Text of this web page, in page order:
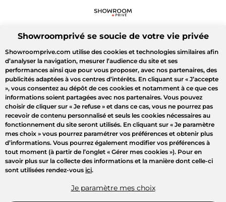
Showroomprivé se soucie de votre vie privée
Showroomprive.com utilise des cookies et technologies similaires afin
d’analyser la navigation, mesurer l’audience du site et ses
performances ainsi que pour vous proposer, avec nos partenaires, des
publicités adaptées à vos centres d’intérêts. En cliquant sur « J’accepte
», vous consentez au dépôt de ces cookies et notamment à ce que ces
informations soient partagées avec nos partenaires. Vous pouvez
choisir de cliquer sur « Je refuse » et dans ce cas, vous ne pourrez pas
recevoir de contenu personnalisé et seuls les cookies nécessaires au
fonctionnement du site seront utilisés. En cliquant sur « Je paramètre
mes choix » vous pourrez paramétrer vos préférences et obtenir plus
d’informations. Vous pourrez également modifier vos préférences à
tout moment (à partir de l’onglet « Gérer mes cookies »). Pour en
savoir plus sur la collecte des informations et la manière dont celle-ci
sont utilisées rendez-vous ici.
Je paramètre mes choix